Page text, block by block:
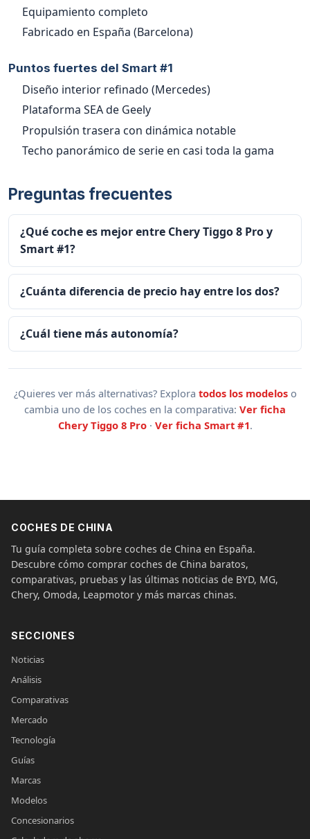
Equipamiento completo
Fabricado en España (Barcelona)
Puntos fuertes del Smart #1
Diseño interior refinado (Mercedes)
Plataforma SEA de Geely
Propulsión trasera con dinámica notable
Techo panorámico de serie en casi toda la gama
Preguntas frecuentes
¿Qué coche es mejor entre Chery Tiggo 8 Pro y
Smart #1?
¿Cuánta diferencia de precio hay entre los dos?
¿Cuál tiene más autonomía?
¿Quieres ver más alternativas? Explora todos los modeloso
cambia uno de los coches en la comparativa: Ver ficha
Chery Tiggo 8 Pro· Ver ficha Smart #1.
COCHES DE CHINA
Tu guía completa sobre coches de China en España.
Descubre cómo comprar coches de China baratos,
comparativas, pruebas y las últimas noticias de BYD, MG,
Chery, Omoda, Leapmotor y más marcas chinas.
SECCIONES
Noticias
Análisis
Comparativas
Mercado
Tecnología
Guías
Marcas
Modelos
Concesionarios